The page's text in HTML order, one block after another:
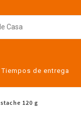
Tiempos de entrega
120 g